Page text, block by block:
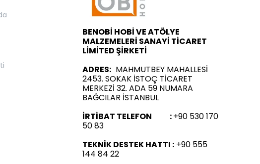
BENOBİ HOBİ VE ATÖLYE
MALZEMELERİ SANAYİ TİCARET
LİMİTED ŞİRKETİ
ADRES: MAHMUTBEY MAHALLESİ
2453. SOKAK İSTOÇ TİCARET
MERKEZİ 32. ADA 59 NUMARA
BAĞCILAR İSTANBUL
İRTİBAT TELEFON :+90 530 170
50 83
TEKNİK DESTEK HATTI : +90 555
144 84 22